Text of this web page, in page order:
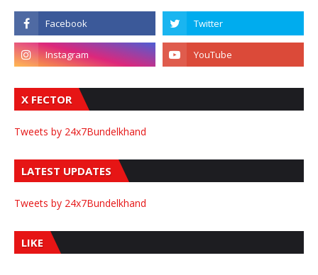
X FECTOR
Tweets by 24x7Bundelkhand
LATEST UPDATES
Tweets by 24x7Bundelkhand
LIKE